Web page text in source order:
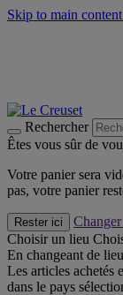
Skip to main content
Rechercher
Êtes vous sûr de
Votre panier sera
pas, votre panier
Rester ici
Choisir un lieu
En changeant de
Les articles achetés
dans le pays